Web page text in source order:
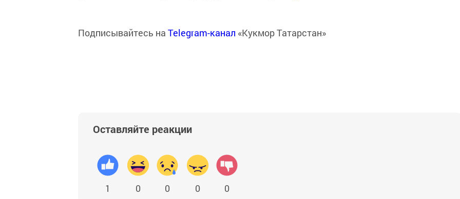
Подписывайтесь на Telegram-канал «Кукмор Татарстан»
Оставляйте реакции
1 0 0 0 0